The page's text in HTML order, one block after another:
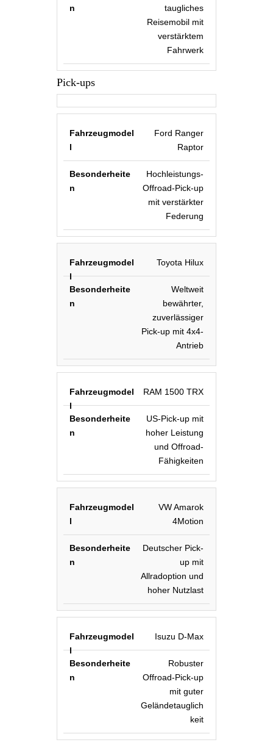
taugliches
Reisemobil mit
verstärktem
Fahrwerk
Pick-ups
Ford Ranger
Raptor
Hochleistungs-
Offroad-Pick-up
mit verstärkter
Federung
Toyota Hilux
Weltweit
bewährter,
zuverlässiger
Pick-up mit 4x4-
Antrieb
RAM 1500 TRX
US-Pick-up mit
hoher Leistung
und Offroad-
Fähigkeiten
VW Amarok
4Motion
Deutscher Pick-
up mit
Allradoption und
hoher Nutzlast
Isuzu D-Max
Robuster
Offroad-Pick-up
mit guter
Geländetauglich
keit